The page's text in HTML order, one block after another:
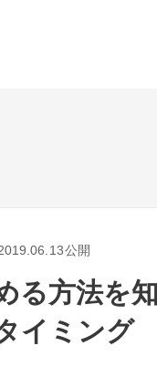
公開
る方法を
イミング